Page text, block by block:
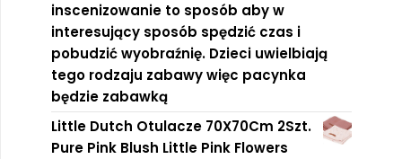
inscenizowanie to sposób aby w
interesujący sposób spędzić czas i
pobudzić wyobraźnię. Dzieci uwielbiają
tego rodzaju zabawy więc pacynka
będzie zabawką
Little Dutch Otulacze 70X70Cm 2Szt.
Pure Pink Blush Little Pink Flowers